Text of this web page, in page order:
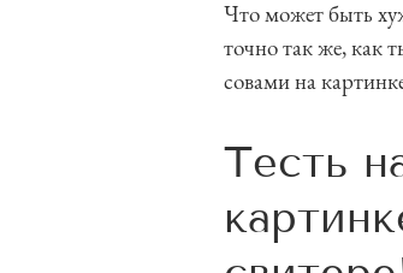
Что может быть
точно так же, как
совами на
Тесть